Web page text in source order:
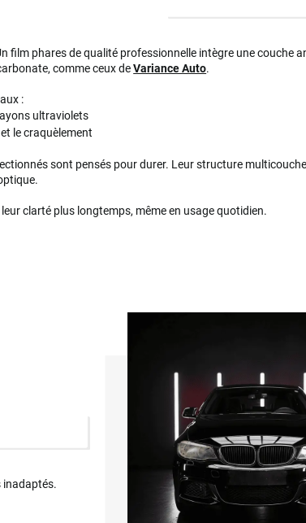
film phares de qualité professionnelle intègre une couche
comme ceux deVariance Auto.
:
ultraviolets
le craquèlement
sont pensés pour durer. Leur structure
clarté plus longtemps, même en usage quotidien.
inadaptés.